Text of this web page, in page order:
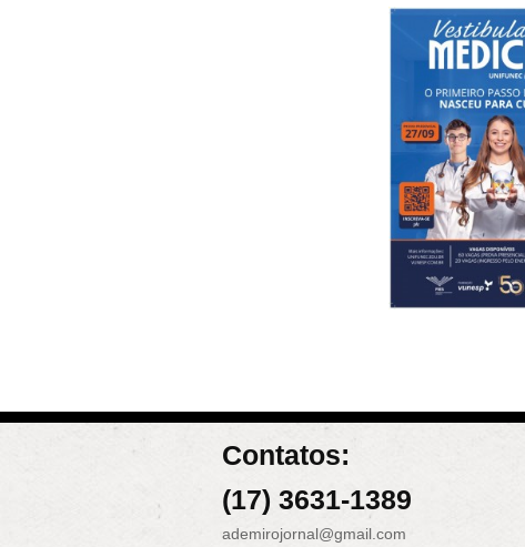
Contatos:
(17) 3631-1389
ademirojornal@gmail.com